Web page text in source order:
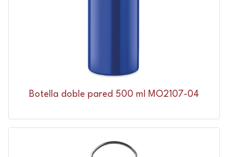
Botella doble pared 500 ml MO2107-04